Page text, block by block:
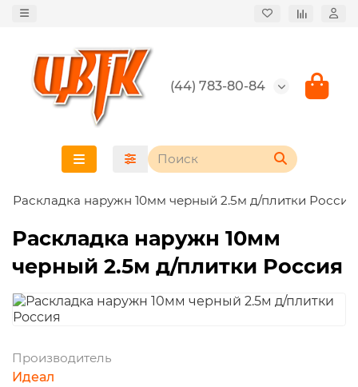
(44) 783-80-84
Раскладка наружн 10мм черный 2.5м д/плитки Россия
Раскладка наружн 10мм
черный 2.5м д/плитки Россия
Производитель
Идеал